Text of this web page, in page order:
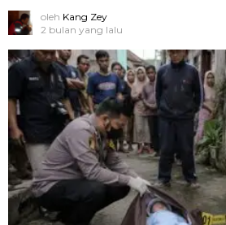
oleh Kang Zey
2 bulan yang lalu